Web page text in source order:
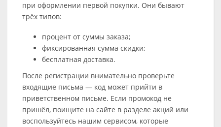
при оформлении первой покупки. Они бывают
трёх типов:
процент от суммы заказа;
фиксированная сумма скидки;
бесплатная доставка.
После регистрации внимательно проверьте
входящие письма — код может прийти в
приветственном письме. Если промокод не
пришёл, поищите на сайте в разделе акций или
воспользуйтесь нашим сервисом, которые